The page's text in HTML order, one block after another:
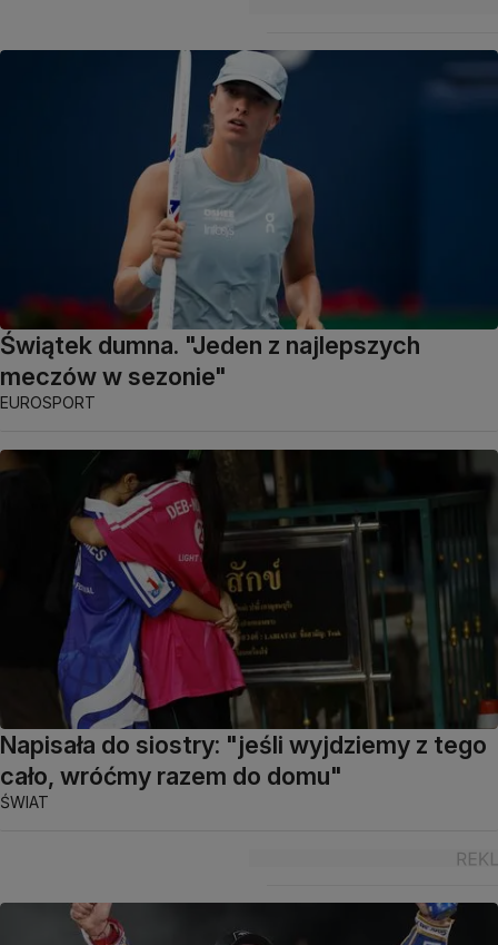
Świątek dumna. "Jeden z najlepszych
meczów w sezonie"
EUROSPORT
Napisała do siostry: "jeśli wyjdziemy z tego
cało, wróćmy razem do domu"
ŚWIAT